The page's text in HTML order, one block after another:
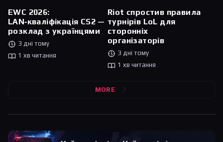
EWC 2026:
LAN‑кваліфікація CS2 —
розклад з українцями
3 дні тому
1 хв читання
Riot спростив правила
турнірів LoL для
сторонніх
організаторів
3 дні тому
1 хв читання
MORE